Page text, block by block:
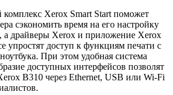
Xerox Smart Start поможет
сэкономить время на его настройку
а драйверы Xerox и приложение Xerox
упростят доступ к функциям печати с
При этом удобная система
доступных интерфейсов позволят
B310 через Ethernet, USB или Wi-Fi